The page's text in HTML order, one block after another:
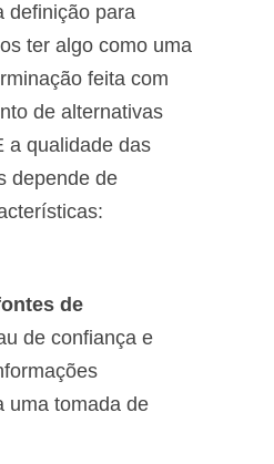
definição para
ter algo como uma
feita com
de alternativas
a qualidade das
depende de
de
de confiança e
uma tomada de